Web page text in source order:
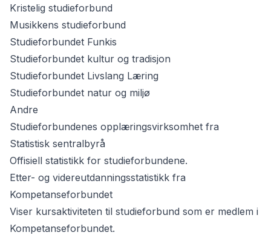
Kristelig studieforbund
Musikkens studieforbund
Studieforbundet Funkis
Studieforbundet kultur og tradisjon
Studieforbundet Livslang Læring
Studieforbundet natur og miljø
Andre
Studieforbundenes opplæringsvirksomhet fra
Statistisk sentralbyrå
Offisiell statistikk for studieforbundene.
Etter- og videreutdanningsstatistikk fra
Kompetanseforbundet
Viser kursaktiviteten til studieforbund som er medlem i
Kompetanseforbundet.